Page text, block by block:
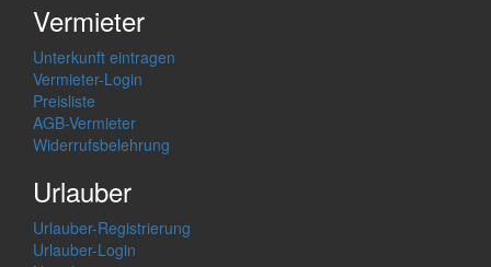
Vermieter
Unterkunft eintragen
Vermieter-Login
Preisliste
AGB-Vermieter
Widerrufsbelehrung
Urlauber
Urlauber-Registrierung
Urlauber-Login